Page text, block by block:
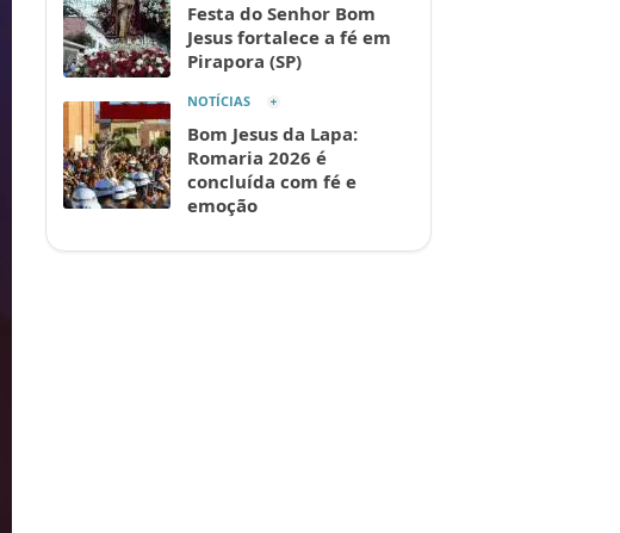
Festa do Senhor Bom
Jesus fortalece a fé em
Pirapora (SP)
NOTÍCIAS
Bom Jesus da Lapa:
Romaria 2026 é
concluída com fé e
emoção